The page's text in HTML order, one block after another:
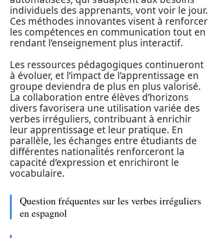
individuels des apprenants, vont voir le jour.
Ces méthodes innovantes visent à renforcer
les compétences en communication tout en
rendant l’enseignement plus interactif.
Les ressources pédagogiques continueront
à évoluer, et l’impact de l’apprentissage en
groupe deviendra de plus en plus valorisé.
La collaboration entre élèves d’horizons
divers favorisera une utilisation variée des
verbes irréguliers, contribuant à enrichir
leur apprentissage et leur pratique. En
parallèle, les échanges entre étudiants de
différentes nationalités renforceront la
capacité d’expression et enrichiront le
vocabulaire.
Question fréquentes sur les verbes irréguliers
en espagnol